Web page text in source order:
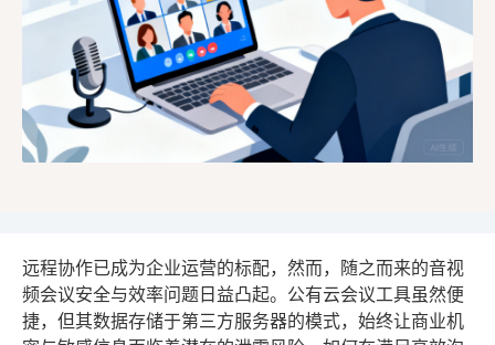
远程协作已成为企业运营的标配，然而，随之而来的音视
频会议安全与效率问题日益凸起。公有云会议工具虽然便
捷，但其数据存储于第三方服务器的模式，始终让商业机